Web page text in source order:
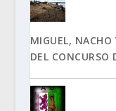
MIGUEL,
DEL CONCURSO